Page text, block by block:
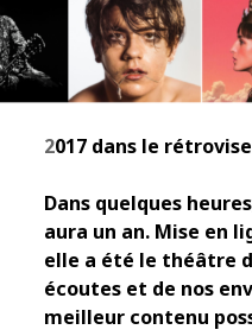
2017 dans le
Dans quelques
aura un an. Mise en
elle a été le théâtre
écoutes et de nos
meilleur contenu